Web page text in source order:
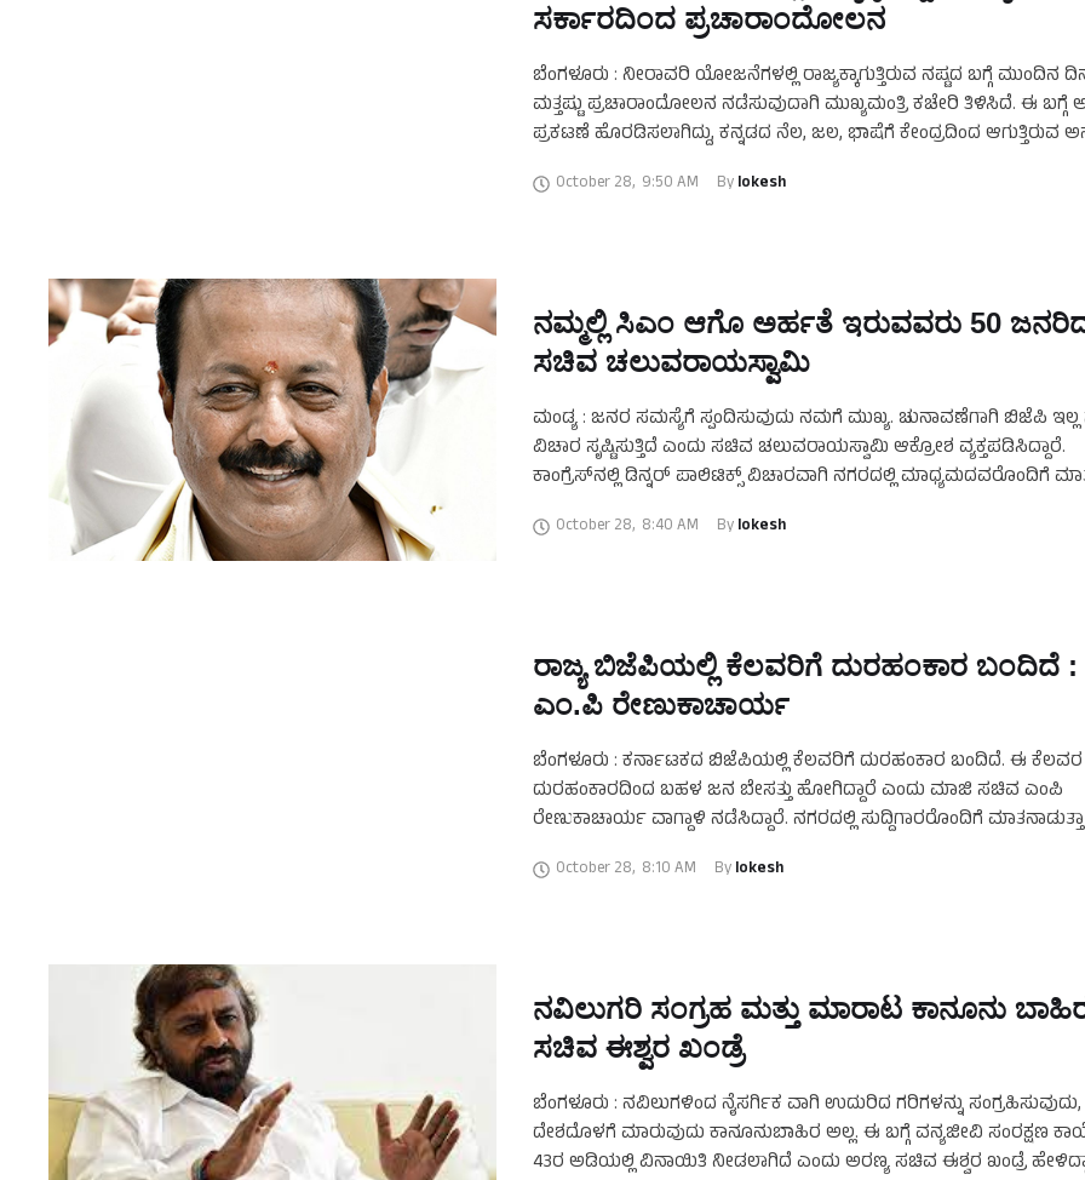
ಸರ್ಕಾರದಿಂದ ಪ್ರಚಾರಾಂದೋಲನ
ಬೆಂಗಳೂರು : ನೀರಾವರಿ ಯೋಜನೆಗಳಲ್ಲಿ ರಾಜ್ಯಕ್ಕಾಗುತ್ತಿರುವ ನಷ್ಟದ ಬಗ್ಗೆ ಮುಂದಿನ
ಮತ್ತಷ್ಟು ಪ್ರಚಾರಾಂದೋಲನ ನಡೆಸುವುದಾಗಿ ಮುಖ್ಯಮಂತ್ರಿ ಕಚೇರಿ ತಿಳಿಸಿದೆ. ಈ ಬಗ್ಗೆ
ಪ್ರಕಟಣೆ ಹೊರಡಿಸಲಾಗಿದ್ದು, ಕನ್ನಡದ ನೆಲ, ಜಲ, ಭಾಷೆಗೆ ಕೇಂದ್ರದಿಂದ ಆಗುತ್ತಿರುವ
October 28, 9:50 AM By lokesh
ನಮ್ಮಲ್ಲಿ ಸಿಎಂ ಆಗೊ ಅರ್ಹತೆ ಇರುವವರು 50
ಸಚಿವ ಚಲುವರಾಯಸ್ವಾಮಿ
ಮಂಡ್ಯ : ಜನರ ಸಮಸ್ಯೆಗೆ ಸ್ಪಂದಿಸುವುದು ನಮಗೆ ಮುಖ್ಯ. ಚುನಾವಣೆಗಾಗಿ ಬಿಜೆಪಿ ಇಲ್ಲ
ವಿಚಾರ ಸೃಷ್ಟಿಸುತ್ತಿದೆ ಎಂದು ಸಚಿವ ಚಲುವರಾಯಸ್ವಾಮಿ ಆಕ್ರೋಶ ವ್ಯಕ್ತಪಡಿಸಿದ್ದಾರೆ.
ಕಾಂಗ್ರೆಸ್‌ನಲ್ಲಿ ಡಿನ್ನರ್ ಪಾಲಿಟಿಕ್ಸ್ ವಿಚಾರವಾಗಿ ನಗರದಲ್ಲಿ ಮಾಧ್ಯಮದವರೊಂದಿಗೆ
October 28, 8:40 AM By lokesh
ರಾಜ್ಯ ಬಿಜೆಪಿಯಲ್ಲಿ ಕೆಲವರಿಗೆ ದುರಹಂಕಾರ ಬಂದಿದೆ :
ಎಂ.ಪಿ ರೇಣುಕಾಚಾರ್ಯ
ಬೆಂಗಳೂರು : ಕರ್ನಾಟಕದ ಬಿಜೆಪಿಯಲ್ಲಿ ಕೆಲವರಿಗೆ ದುರಹಂಕಾರ ಬಂದಿದೆ. ಈ ಕೆಲವರ
ದುರಹಂಕಾರದಿಂದ ಬಹಳ ಜನ ಬೇಸತ್ತು ಹೋಗಿದ್ದಾರೆ ಎಂದು ಮಾಜಿ ಸಚಿವ ಎಂಪಿ
ರೇಣುಕಾಚಾರ್ಯ ವಾಗ್ದಾಳಿ ನಡೆಸಿದ್ದಾರೆ. ನಗರದಲ್ಲಿ ಸುದ್ದಿಗಾರರೊಂದಿಗೆ
October 28, 8:10 AM By lokesh
ನವಿಲುಗರಿ ಸಂಗ್ರಹ ಮತ್ತು ಮಾರಾಟ ಕಾನೂನು
ಸಚಿವ ಈಶ್ವರ ಖಂಡ್ರೆ
ಬೆಂಗಳೂರು : ನವಿಲುಗಳಿಂದ ನೈಸರ್ಗಿಕ ವಾಗಿ ಉದುರಿದ ಗರಿಗಳನ್ನು ಸಂಗ್ರಹಿಸುವುದು,
ದೇಶದೊಳಗೆ ಮಾರುವುದು ಕಾನೂನುಬಾಹಿರ ಅಲ್ಲ. ಈ ಬಗ್ಗೆ ವನ್ಯಜೀವಿ ಸಂರಕ್ಷಣ
43ರ ಅಡಿಯಲ್ಲಿ ವಿನಾಯಿತಿ ನೀಡಲಾಗಿದೆ ಎಂದು ಅರಣ್ಯ ಸಚಿವ ಈಶ್ವರ ಖಂಡ್ರೆ